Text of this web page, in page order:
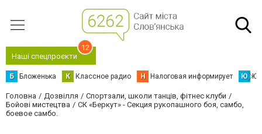
Наші спецпроєкти
12
Б Бложенька К Классное радио Н Налоговая информирует Ю
Головна Дозвілля
Спортзали, школи танців, фітнес клуби
Бойові мистецтва
СК «Беркут» - Секция рукопашного боя, самбо,
боевое самбо.